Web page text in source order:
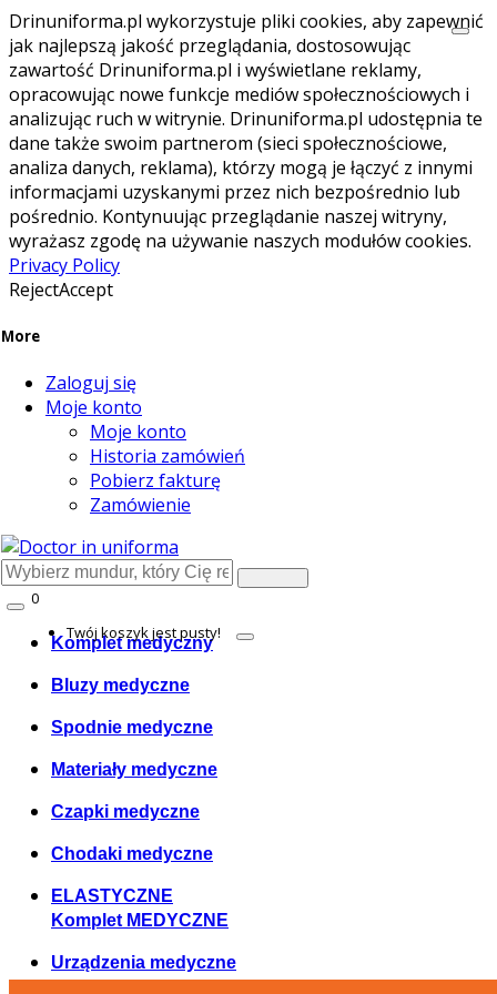
Drinuniforma.pl wykorzystuje pliki cookies, aby zapewnić
jak najlepszą jakość przeglądania, dostosowując
zawartość Drinuniforma.pl i wyświetlane reklamy,
opracowując nowe funkcje mediów społecznościowych i
analizując ruch w witrynie. Drinuniforma.pl udostępnia te
dane także swoim partnerom (sieci społecznościowe,
analiza danych, reklama), którzy mogą je łączyć z innymi
informacjami uzyskanymi przez nich bezpośrednio lub
pośrednio. Kontynuując przeglądanie naszej witryny,
wyrażasz zgodę na używanie naszych modułów cookies.
Privacy Policy
RejectAccept
More
Zaloguj się
Moje konto
Moje konto
Historia zamówień
Pobierz fakturę
Zamówienie
Komplet medyczny
Bluzy medyczne
Spodnie medyczne
Materiały medyczne
Czapki medyczne
Chodaki medyczne
ELASTYCZNE
Komplet MEDYCZNE
Urządzenia medyczne
0
Twój koszyk jest pusty!